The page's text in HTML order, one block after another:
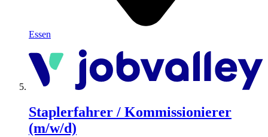
Essen
Staplerfahrer / Kommissionierer
(m/w/d)